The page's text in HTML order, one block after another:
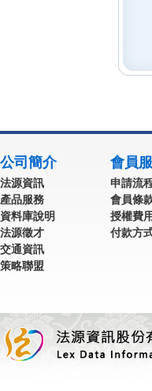
公司簡介
法源資訊
產品服務
資料庫說明
法源徵才
交通資訊
策略聯盟
會員
申請流
會員條
授權費用
付款方